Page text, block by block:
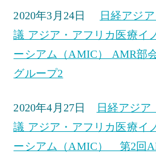
2020年3月24日
日経アジ
議 アジア・アフリカ医療イ
ーシアム（AMIC） AMR部
グループ2
2020年4月27日
日経アジ
議 アジア・アフリカ医療イ
ーシアム（AMIC） 第2回